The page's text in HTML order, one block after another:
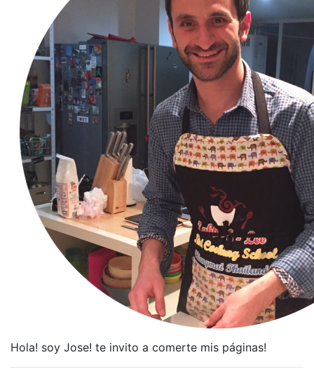
Hola! soy Jose! te invito a comerte mis páginas!